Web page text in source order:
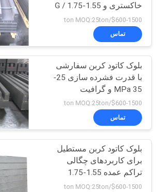
بلوک کاتود کربن
10
پودر فلوراید
25
خاکستری و 1.55-1.75 G /
cm3 تراکم انبوه
$600-1500/ton MOQ:25ton
تماس
بلوک کاتود کربن سفارشی
با قدرت فشرده سازی 25-
35 MPa و گرافیت
$600-1500/ton MOQ:25ton
تماس
بلوک کاتود کربن مستطیل
برای کاربردهای چگالی
تراکم عمده 1.55-1.75
G/cm3
$600-1500/ton MOQ:25ton